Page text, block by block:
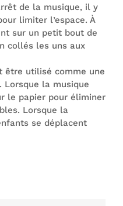
de la musique, il y
limiter l’espace. À
sur un petit bout de
collés les uns aux
être utilisé comme une
la musique
le papier pour éliminer
Lorsque la
se déplacent